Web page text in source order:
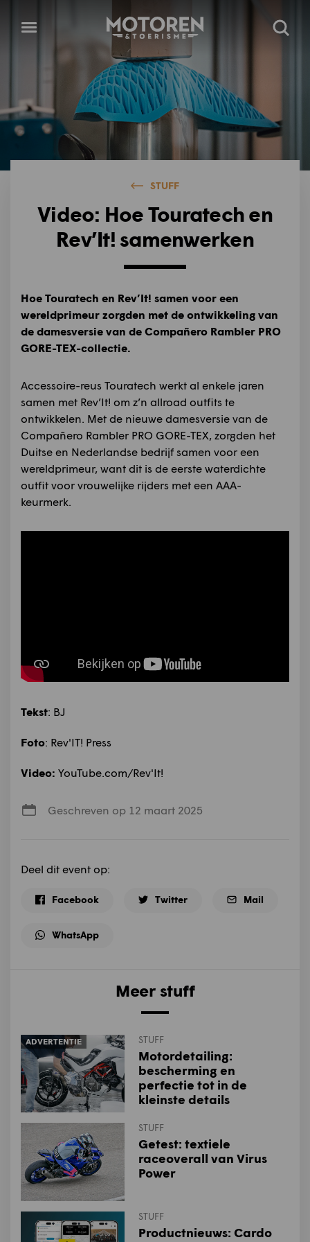
Open
Homepage Zoeken
STUFF
Video: Hoe Touratech en
Rev’It! samenwerken
Hoe Touratech en Rev’It! samen voor een
wereldprimeur zorgden met de ontwikkeling van
de damesversie van de Compañero Rambler PRO
GORE-TEX-collectie.
Accessoire-reus Touratech werkt al enkele jaren
samen met Rev’It! om z’n allroad outfits te
ontwikkelen. Met de nieuwe damesversie van de
Compañero Rambler PRO GORE-TEX, zorgden het
Duitse en Nederlandse bedrijf samen voor een
wereldprimeur, want dit is de eerste waterdichte
outfit voor vrouwelijke rijders met een AAA-
keurmerk.
Tekst: BJ
Foto: Rev'IT! Press
Video: YouTube.com/Rev'It!
Geschreven op 12 maart 2025
Deel dit event op:
Facebook Twitter Mail
WhatsApp
Meer stuff
ADVERTENTIE STUFF
Motordetailing:
bescherming en
perfectie tot in de
kleinste details
STUFF
Getest: textiele
raceoverall van Virus
Power
STUFF
Productnieuws: Cardo